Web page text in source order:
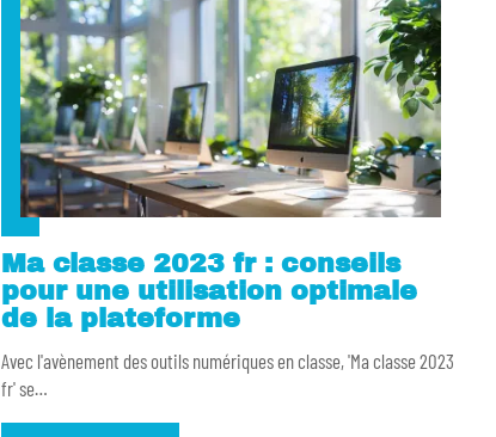
Ma classe 2023 fr : conseils
pour une utilisation optimale
de la plateforme
Avec l'avènement des outils numériques en classe, 'Ma classe 2023
fr' se…